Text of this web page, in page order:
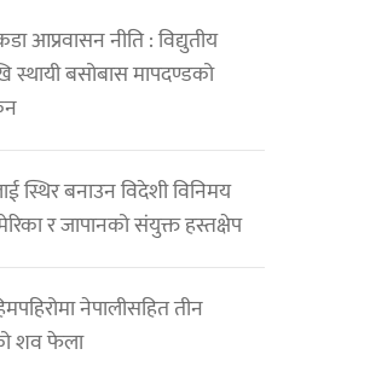
आप्रवासन नीति : विद्युतीय
स्थायी बसोबास मापदण्डको
स्थिर बनाउन विदेशी विनिमय
र जापानको संयुक्त हस्तक्षेप
नेपालीसहित तीन
शव फेला